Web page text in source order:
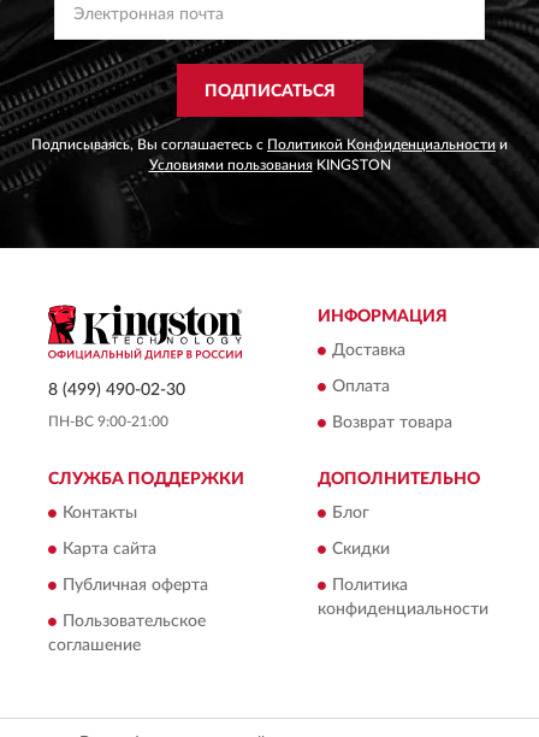
ПОДПИСАТЬСЯ
Подписываясь, Вы соглашаетесь с Политикой Конфиденциальности и
Условиями пользованияKINGSTON
8 (499) 490-02-30
ПН-ВС 9:00-21:00
ИНФОРМАЦИЯ
Доставка
Оплата
Возврат товара
СЛУЖБА ПОДДЕРЖКИ
Контакты
Карта сайта
Публичная оферта
Пользовательское
соглашение
ДОПОЛНИТЕЛЬНО
Блог
Скидки
Политика
конфиденциальности